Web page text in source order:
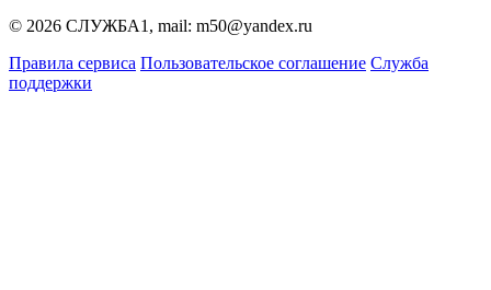
© 2026 СЛУЖБА1, mail: m50@yandex.ru
Правила сервиса Пользовательское соглашение Служба
поддержки